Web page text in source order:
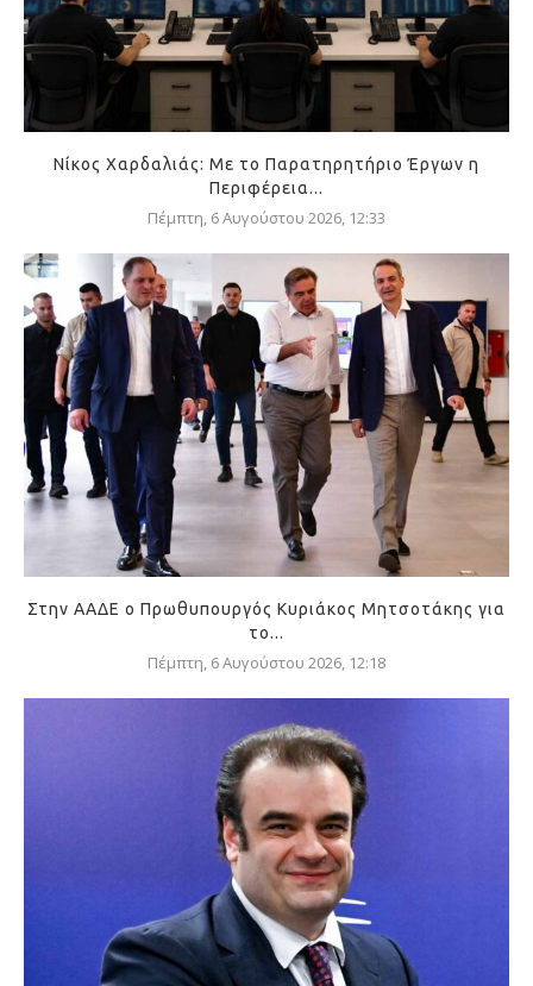
Νίκος Χαρδαλιάς: Με το Παρατηρητήριο Έργων η
Περιφέρεια...
Πέμπτη, 6 Αυγούστου 2026, 12:33
Στην ΑΑΔΕ ο Πρωθυπουργός Κυριάκος Μητσοτάκης για
το...
Πέμπτη, 6 Αυγούστου 2026, 12:18